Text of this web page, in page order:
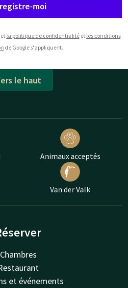
moi
la politique de confidentialitéet les conditions
de Google s'appliquent.
le haut
Animaux acceptés
Van der Valk
Chambres
et événements